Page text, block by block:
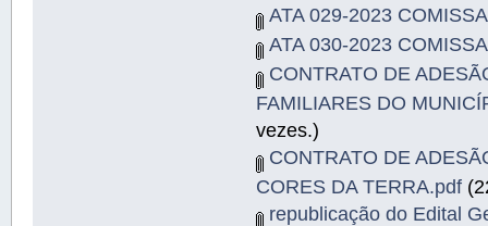
ATA 029-2023
ATA 030-2023
CONTRATO DE
FAMILIARES DO
vezes.)
CONTRATO DE
CORES DA TERRA.pdf
republicação do Edital